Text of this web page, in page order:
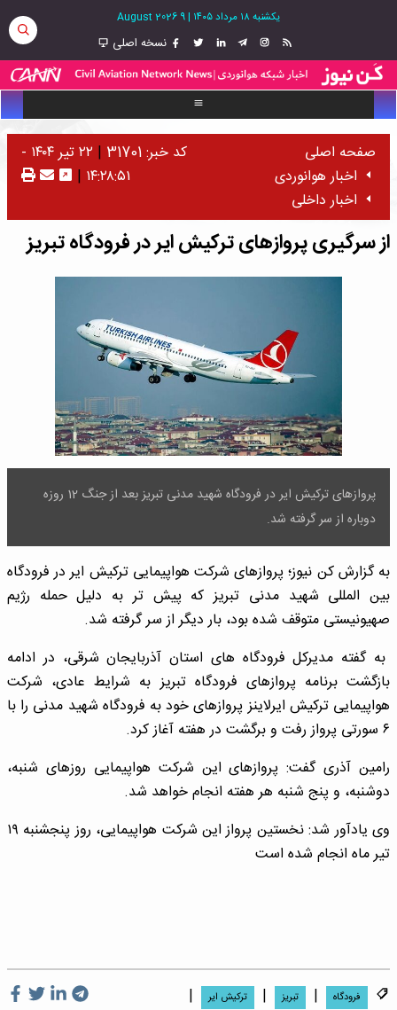
یکشنبه ۱۸ مرداد ۱۴۰۵ |
9 August 2026
نسخه اصلی
صفحه اصلی
اخبار هوانوردی
اخبار داخلی
کد خبر: 31701 |
۲۲ تیر ۱۴۰۴ -
۱۴:۲۸:۵۱ |
از سرگیری پروازهای ترکیش ایر در فرودگاه تبریز
پروازهای ترکیش ایر در فرودگاه شهید مدنی تبریز بعد از جنگ 12 روزه
دوباره از سر گرفته شد.
به گزارش کن نیوز؛ پروازهای شرکت هواپیمایی ترکیش ایر در فرودگاه
بین المللی شهید مدنی تبریز که پیش تر به دلیل حمله رژیم
صهیونیستی متوقف شده بود، بار دیگر از سر گرفته شد.
به گفته مدیرکل فرودگاه های استان آذربایجان شرقی، در ادامه
بازگشت برنامه پروازهای فرودگاه تبریز به شرایط عادی، شرکت
هواپیمایی ترکیش ایرلاینز پروازهای خود به فرودگاه شهید مدنی را با
۶ سورتی پرواز رفت و برگشت در هفته آغاز کرد.
رامین آذری گفت: پروازهای این شرکت هواپیمایی روزهای شنبه،
دوشنبه، و پنج شنبه هر هفته انجام خواهد شد.
وی یادآور شد: نخستین پرواز این شرکت هواپیمایی، روز پنجشنبه ۱۹
تیر ماه انجام شده است
فرودگاه | تبریز | ترکیش ایر
|